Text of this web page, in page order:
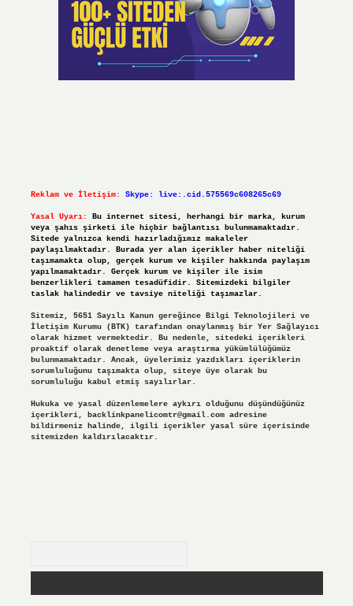
Reklam ve İletişim: Skype: live:.cid.575569c608265c69
Yasal Uyarı:
Bu internet sitesi, herhangi bir marka, kurum
veya şahıs şirketi ile hiçbir bağlantısı bulunmamaktadır.
Sitede yalnızca kendi hazırladığımız makaleler
paylaşılmaktadır. Burada yer alan içerikler haber niteliği
taşımamakta olup, gerçek kurum ve kişiler hakkında paylaşım
yapılmamaktadır. Gerçek kurum ve kişiler ile isim
benzerlikleri tamamen tesadüfidir. Sitemizdeki bilgiler
taslak halindedir ve tavsiye niteliği taşımazlar.
Sitemiz, 5651 Sayılı Kanun gereğince Bilgi Teknolojileri ve
İletişim Kurumu (BTK) tarafından onaylanmış bir Yer Sağlayıcı
olarak hizmet vermektedir. Bu nedenle, sitedeki içerikleri
proaktif olarak denetleme veya araştırma yükümlülüğümüz
bulunmamaktadır. Ancak, üyelerimiz yazdıkları içeriklerin
sorumluluğunu taşımakta olup, siteye üye olarak bu
sorumluluğu kabul etmiş sayılırlar.
Hukuka ve yasal düzenlemelere aykırı olduğunu düşündüğünüz
içerikleri, backlinkpanelicomtr@gmail.comadresine
bildirmeniz halinde, ilgili içerikler yasal süre içerisinde
sitemizden kaldırılacaktır.